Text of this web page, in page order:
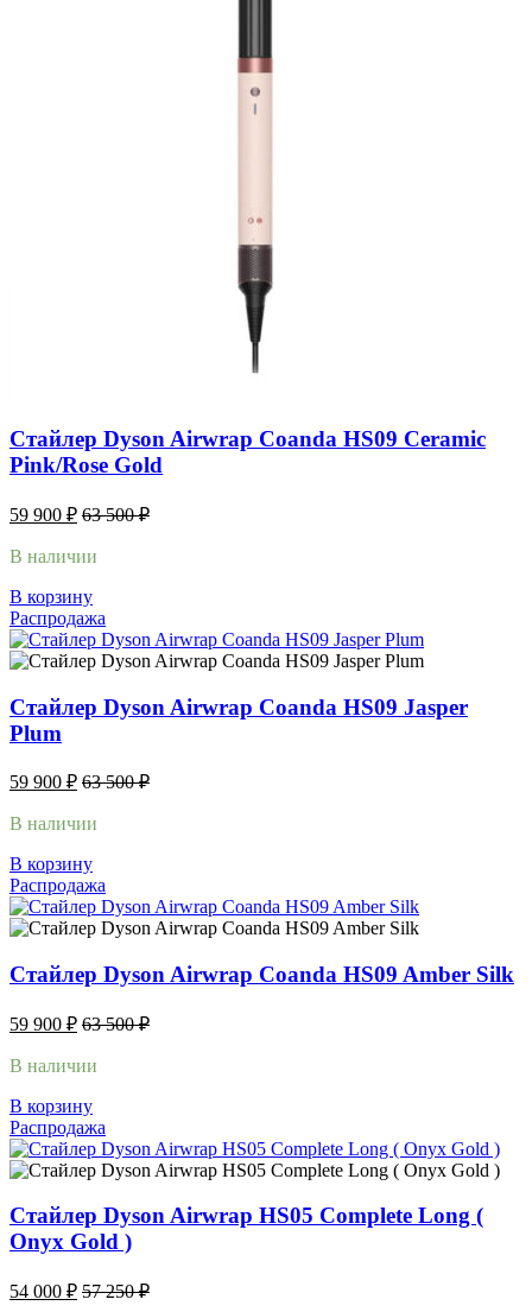
Стайлер Dyson Airwrap Coanda HS09 Ceramic
Pink/Rose Gold
59 900 ₽ 63 500₽
В наличии
В корзину
Распродажа
Стайлер Dyson Airwrap Coanda HS09 Jasper
Plum
59 900 ₽ 63 500₽
В наличии
В корзину
Распродажа
Стайлер Dyson Airwrap Coanda HS09 Amber Silk
59 900 ₽ 63 500₽
В наличии
В корзину
Распродажа
Стайлер Dyson Airwrap HS05 Complete Long (
Onyx Gold )
54 000 ₽ 57 250₽